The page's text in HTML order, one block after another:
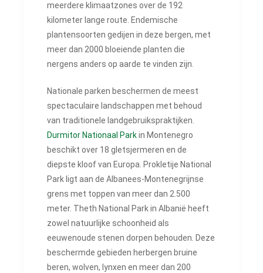
meerdere klimaatzones over de 192
kilometer lange route. Endemische
plantensoorten gedijen in deze bergen, met
meer dan 2000 bloeiende planten die
nergens anders op aarde te vinden zijn.
Nationale parken beschermen de meest
spectaculaire landschappen met behoud
van traditionele landgebruikspraktijken.
Durmitor Nationaal Parkin Montenegro
beschikt over 18 gletsjermeren en de
diepste kloof van Europa. Prokletije National
Park ligt aan de Albanees-Montenegrijnse
grens met toppen van meer dan 2.500
meter. Theth National Park in Albanië heeft
zowel natuurlijke schoonheid als
eeuwenoude stenen dorpen behouden. Deze
beschermde gebieden herbergen bruine
beren, wolven, lynxen en meer dan 200